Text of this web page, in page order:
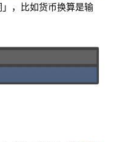
，比如货币换算是输